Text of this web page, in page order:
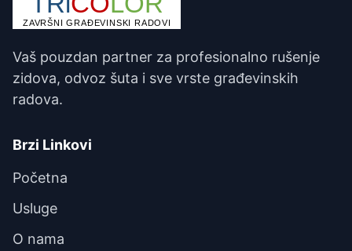
Vaš pouzdan partner za profesionalno rušenje
zidova, odvoz šuta i sve vrste građevinskih
radova.
Brzi Linkovi
Početna
Usluge
O nama